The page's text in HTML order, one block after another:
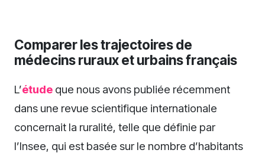
Comparer les trajectoires de
médecins ruraux et urbains français
L’étude que nous avons publiée récemment
dans une revue scientifique internationale
concernait la ruralité, telle que définie par
l’Insee, qui est basée sur le nombre d’habitants